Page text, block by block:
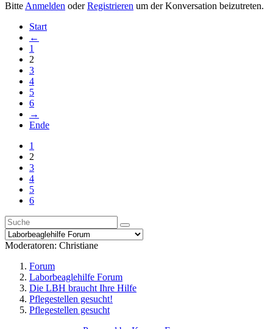
Bitte Anmelden oderRegistrieren um der Konversation beizutreten.
Start
←
1
2
3
4
5
6
→
Ende
1
2
3
4
5
6
Moderatoren: Christiane
Forum
Laborbeaglehilfe Forum
Die LBH braucht Ihre Hilfe
Pflegestellen gesucht!
Pflegestellen gesucht